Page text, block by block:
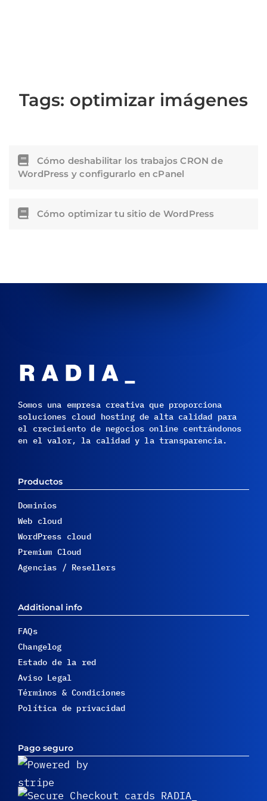
Tags: optimizar imágenes
Cómo deshabilitar los trabajos CRON de
WordPress y configurarlo en cPanel
Cómo optimizar tu sitio de WordPress
Somos una empresa creativa que proporciona
soluciones cloud hosting de alta calidad para
el crecimiento de negocios online centrándonos
en el valor, la calidad y la transparencia.
Productos
Dominios
Web cloud
WordPress cloud
Premium Cloud
Agencias / Resellers
Additional info
FAQs
Changelog
Estado de la red
Aviso Legal
Términos & Condiciones
Política de privacidad
Pago seguro